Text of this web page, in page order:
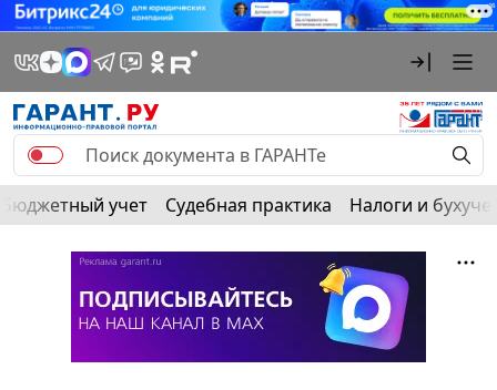
Бюджетный учет Судебная практика Налоги и